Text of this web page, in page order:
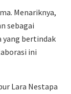
Menariknya,
sebagai
yang bertindak
ini
Lara Nestapa